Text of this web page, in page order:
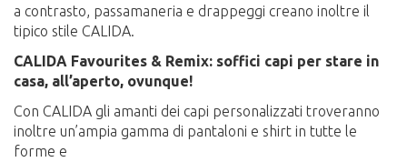
a contrasto, passamaneria e drappeggi creano inoltre il
tipico stile CALIDA.
CALIDA Favourites & Remix: soffici capi per stare in
casa, all’aperto, ovunque!
Con CALIDA gli amanti dei capi personalizzati troveranno
inoltre un’ampia gamma di pantaloni e shirt in tutte le
forme e